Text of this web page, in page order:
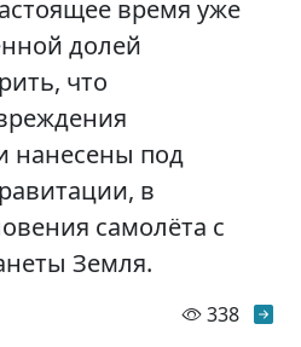
время уже
долей
что
нанесены под
в
самолёта с
Земля.
338